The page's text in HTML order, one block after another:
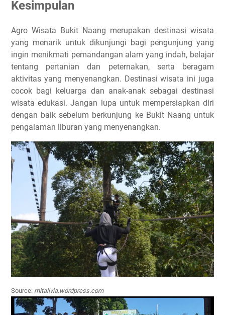
Kesimpulan
Agro Wisata Bukit Naang merupakan destinasi wisata
yang menarik untuk dikunjungi bagi pengunjung yang
ingin menikmati pemandangan alam yang indah, belajar
tentang pertanian dan peternakan, serta beragam
aktivitas yang menyenangkan. Destinasi wisata ini juga
cocok bagi keluarga dan anak-anak sebagai destinasi
wisata edukasi. Jangan lupa untuk mempersiapkan diri
dengan baik sebelum berkunjung ke Bukit Naang untuk
pengalaman liburan yang menyenangkan.
Source: mitalivia.wordpress.com